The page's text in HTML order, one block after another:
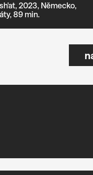
2023, Německo,
89 min.